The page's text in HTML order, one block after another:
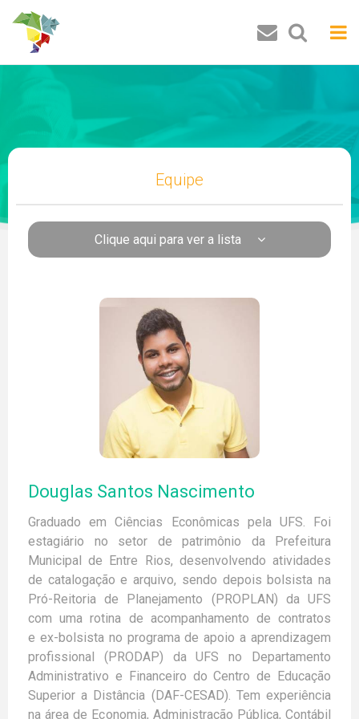
Buscar
Equipe
Clique aqui para ver a lista
Luiz Carlos de Santana Ribeiro
José Ricardo de Santana
Fernanda Esperidião
José Roberto de Lima Andrade
Fábio Rodrigues de Moura
Marco Antônio Jorge
Elton Eduardo Freitas
Alunos de Pós graduação
Ítalo Spinelli da Cruz
João Erick Alexandre Barbosa Costa
Felipe Mascarenhas Couto
José Heleno Alves da Silva
Libânia Araújo Silva
Lindomayara França Ferreira
Lizandra Duarte da Silva
Olga Hianni Portugal Vieira
Samia Mercado Alvarenga
Alessandro Augusto Costa Xavier
Alexandre Pedro Moreira
Daniel Santos da Silva
Gustavo Conceição Santos
Jessycka Portela de Brito
Douglas Santos Nascimento
Graduado em Ciências Econômicas pela UFS. Foi
estagiário no setor de patrimônio da Prefeitura
Municipal de Entre Rios, desenvolvendo atividades
de catalogação e arquivo, sendo depois bolsista na
Pró-Reitoria de Planejamento (PROPLAN) da UFS
com uma rotina de acompanhamento de contratos
e ex-bolsista no programa de apoio a aprendizagem
profissional (PRODAP) da UFS no Departamento
Administrativo e Financeiro do Centro de Educação
Superior a Distância (DAF-CESAD). Tem experiência
na área de Economia, Administração Pública, Contábil